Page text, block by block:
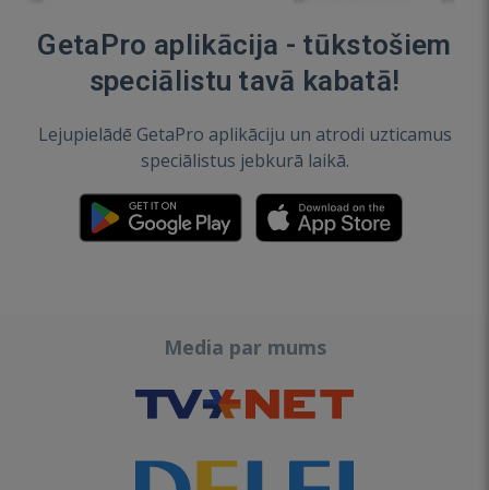
GetaPro aplikācija - tūkstošiem
speciālistu tavā kabatā!
Lejupielādē GetaPro aplikāciju un atrodi uzticamus
speciālistus jebkurā laikā.
Media par mums